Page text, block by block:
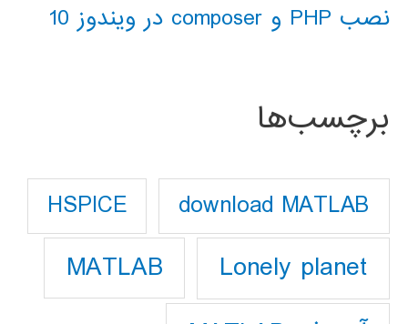
نصب PHP و composer در ویندوز 10
برچسب‌ها
download MATLAB
HSPICE
Lonely planet
MATLAB